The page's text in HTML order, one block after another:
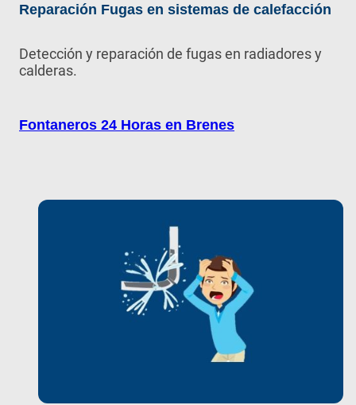
Reparación Fugas en sistemas de calefacción
Detección y reparación de fugas en radiadores y
calderas.
Fontaneros 24 Horas en Brenes